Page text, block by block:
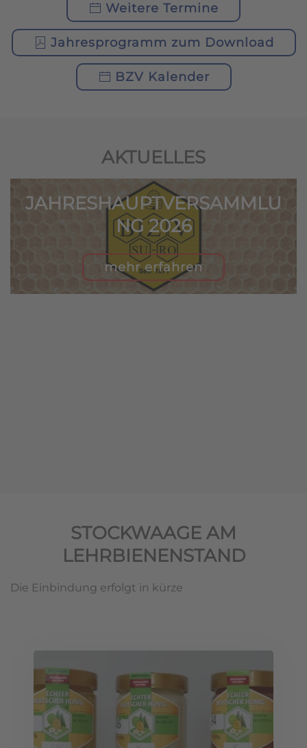
Weitere Termine
Jahresprogramm zum Download
BZV Kalender
AKTUELLES
JAHRESHAUPTVERSAMMLU
NG 2026
mehr erfahren
STOCKWAAGE AM
LEHRBIENENSTAND
Die Einbindung erfolgt in kürze